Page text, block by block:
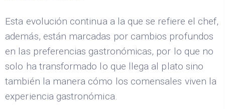
Esta evolución continua a la que se refiere el chef,
además, están marcadas por cambios profundos
en las preferencias gastronómicas, por lo que no
solo ha transformado lo que llega al plato sino
también la manera cómo los comensales viven la
experiencia gastronómica.